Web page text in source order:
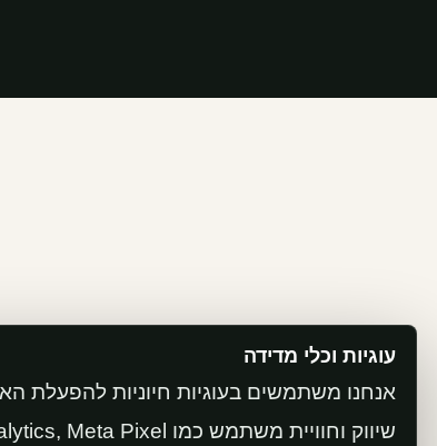
עוגיות וכלי מדידה
אנחנו משתמשים בעוגיות חיוניות להפעלת